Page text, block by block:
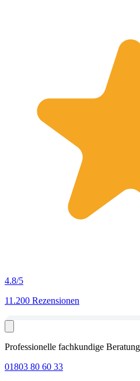
4.8/5
11.200 Rezensionen
Professionelle fachkundige Beratung
01803 80 60 33